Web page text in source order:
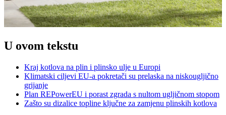
U ovom tekstu
Kraj kotlova na plin i plinsko ulje u Europi
Klimatski ciljevi EU-a pokretači su prelaska na niskougljično
grijanje
Plan REPowerEU i porast zgrada s nultom ugljičnom stopom
Zašto su dizalice topline ključne za zamjenu plinskih kotlova